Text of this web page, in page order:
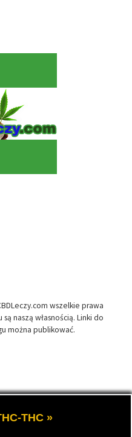
wszelkie prawa
naszą własnością. Linki do
można publikować.
prawa zastrzeżone
w medycynie.
THC »